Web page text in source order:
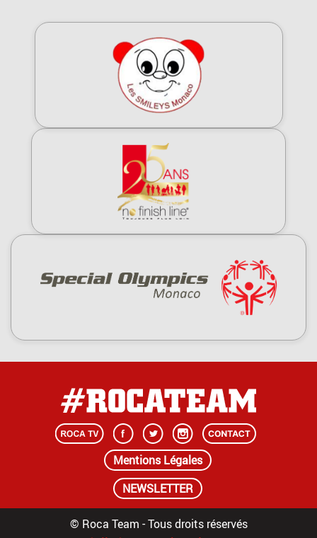
Mentions Légales
NEWSLETTER
© Roca Team - Tous droits réservés